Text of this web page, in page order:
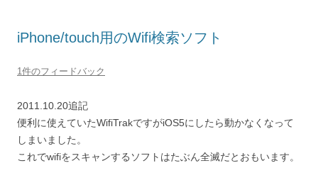
iPhone/touch用のWifi検索ソフト
1件のフィードバック
2011.10.20追記
便利に使えていたWifiTrakですがiOS5にしたら動かなくなって
しまいました。
これでwifiをスキャンするソフトはたぶん全滅だとおもいます。